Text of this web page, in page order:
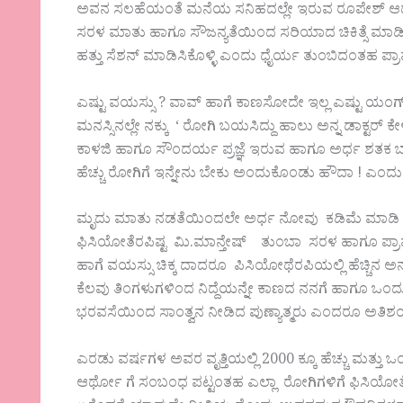
ಅವನ ಸಲಹೆಯಂತೆ ಮನೆಯ ಸನಿಹದಲ್ಲೇ ಇರುವ ರೂಪೇಶ್
ಸರಳ ಮಾತು ಹಾಗೂ ಸೌಜನ್ಯತೆಯಿಂದ ಸರಿಯಾದ ಚಿಕಿತ್ಸೆ
ಹತ್ತು ಸೆಶನ್ ಮಾಡಿಸಿಕೊಳ್ಳಿ ಎಂದು ಧೈರ್ಯ ತುಂಬಿದಂತಹ
ಎಷ್ಟು ವಯಸ್ಸು ? ವಾವ್ ಹಾಗೆ ಕಾಣಸೋದೇ ಇಲ್ಲ ಎಷ್ಟು
ಮನಸ್ಸಿನಲ್ಲೇ ನಕ್ಕು ‘ ರೋಗಿ ಬಯಸಿದ್ದು ಹಾಲು ಅನ್ನ ಡಾಕ್ಟರ್
ಕಾಳಜಿ ಹಾಗೂ ಸೌಂದರ್ಯ ಪ್ರಜ್ಞೆ ಇರುವ ಹಾಗೂ ಅರ್ಧ
ಹೆಚ್ಚು ರೋಗಿಗೆ ಇನ್ನೇನು ಬೇಕು ಅಂದುಕೊಂಡು ಹೌದಾ !
ಮೃದು ಮಾತು ನಡತೆಯಿಂದಲೇ ಅರ್ಧ ನೋವು ಕಡಿಮೆ ಮಾಡಿ
ಫಿಸಿಯೋತೆರಪಿಷ್ಟ ಮಿ.ಮಾನ್ತೇಷ್ ತುಂಬಾ ಸರಳ ಹಾಗೂ
ಹಾಗೆ ವಯಸ್ಸು ಚಿಕ್ಕ ದಾದರೂ ಪಿಸಿಯೋಥೆರಪಿಯಲ್ಲಿ ಹೆಚ್ಚಿನ
ಕೆಲವು ತಿಂಗಳುಗಳಿಂದ ನಿದ್ದೆಯನ್ನೇ ಕಾಣದ ನನಗೆ ಹಾಗೂ
ಭರವಸೆಯಿಂದ ಸಾಂತ್ವನ ನೀಡಿದ ಪುಣ್ಯಾತ್ಮರು ಎಂದರೂ
ಎರಡು ವರ್ಷಗಳ ಅವರ ವೃತ್ತಿಯಲ್ಲಿ 2000 ಕ್ಕೂ ಹೆಚ್ಚು
ಆರ್ಥೋ ಗೆ ಸಂಬಂಧ ಪಟ್ಟಂತಹ ಎಲ್ಲಾ ರೋಗಿಗಳಿಗೆ